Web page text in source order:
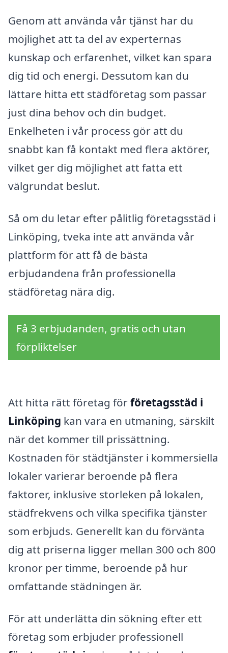
Genom att använda vår tjänst har du
möjlighet att ta del av experternas
kunskap och erfarenhet, vilket kan spara
dig tid och energi. Dessutom kan du
lättare hitta ett städföretag som passar
just dina behov och din budget.
Enkelheten i vår process gör att du
snabbt kan få kontakt med flera aktörer,
vilket ger dig möjlighet att fatta ett
välgrundat beslut.
Så om du letar efter pålitlig företagsstäd i
Linköping, tveka inte att använda vår
plattform för att få de bästa
erbjudandena från professionella
städföretag nära dig.
Få 3 erbjudanden, gratis och utan
förpliktelser
Att hitta rätt företag förföretagsstäd i
Linköping kan vara en utmaning, särskilt
när det kommer till prissättning.
Kostnaden för städtjänster i kommersiella
lokaler varierar beroende på flera
faktorer, inklusive storleken på lokalen,
städfrekvens och vilka specifika tjänster
som erbjuds. Generellt kan du förvänta
dig att priserna ligger mellan 300 och 800
kronor per timme, beroende på hur
omfattande städningen är.
För att underlätta din sökning efter ett
företag som erbjuder professionell